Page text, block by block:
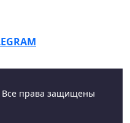
права защищены